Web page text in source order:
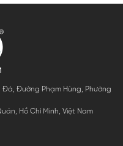
Đà, Đường Phạm Hùng, Phường
Hồ Chí Minh, Việt Nam